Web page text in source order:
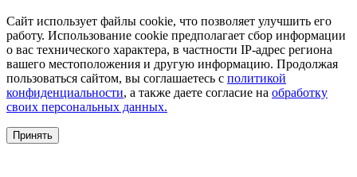
Сайт использует файлы cookie, что позволяет улучшить его
работу. Использование cookie предполагает сбор информации
о вас технического характера, в частности IP-адрес региона
вашего местоположения и другую информацию. Продолжая
пользоваться сайтом, вы соглашаетесь с политикой
конфиденциальности, а также даете согласие на обработку
своих персональных данных.
Принять